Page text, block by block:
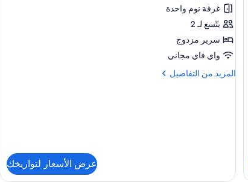
غرفة نوم واحدة
يتّسع لـ 2
سرير مزدوج
واي فاي مجاني
المزيد من التفاصيل
المزيد
عرض الأسعار لتواريخك